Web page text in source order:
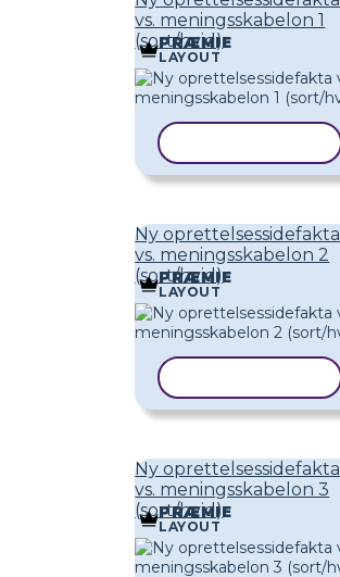
vs. meningsskabelon 1
(sort/hvid)
PRÆMIE
LAYOUT
Ny oprettelsessidefakta
vs. meningsskabelon 2
(sort/hvid)
PRÆMIE
LAYOUT
Ny oprettelsessidefakta
vs. meningsskabelon 3
(sort/hvid)
PRÆMIE
LAYOUT